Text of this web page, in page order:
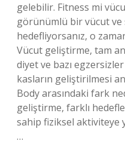
gelebilir. Fitness mi
görünümlü bir vücut ve
hedefliyorsanız, o
Vücut geliştirme, tam
diyet ve bazı
kasların geliştirilmesi
Body arasındaki fark
geliştirme, farklı
sahip fiziksel aktiviteye
…